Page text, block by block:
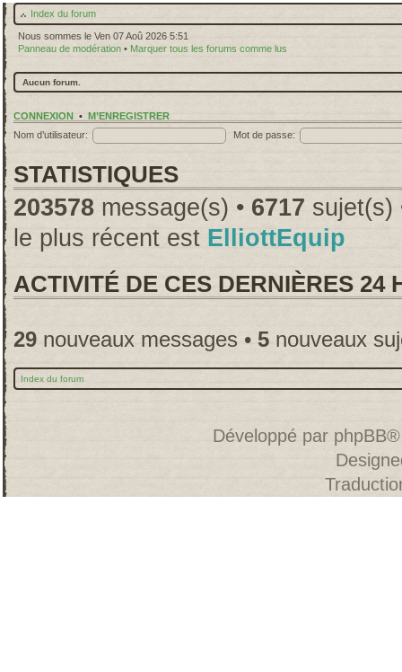
Index du forum
Nous sommes le Ven 07 Aoû 2026 5:51
Panneau de modération • Marquer tous les forums comme lus
Aucun forum.
CONNEXION • M’ENREGISTRER
Nom d’utilisateur:
Mot de passe:
STATISTIQUES
203578 message(s) • 6717 sujet(s)
le plus récent est ElliottEquip
ACTIVITÉ DE CES DERNIÈRES 24
29 nouveaux messages • 5 nouveaux
Index du forum
Développé par phpBB®